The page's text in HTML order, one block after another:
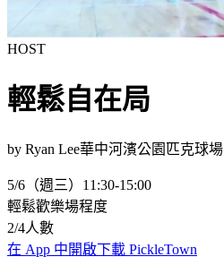
HOST
輕鬆自在局
by Ryan Lee華中河濱公園匹克球場
5/6（週三） 11:30-15:00
輕鬆歡樂場程度
2/4人數
在 App 中開啟下載 PickleTown